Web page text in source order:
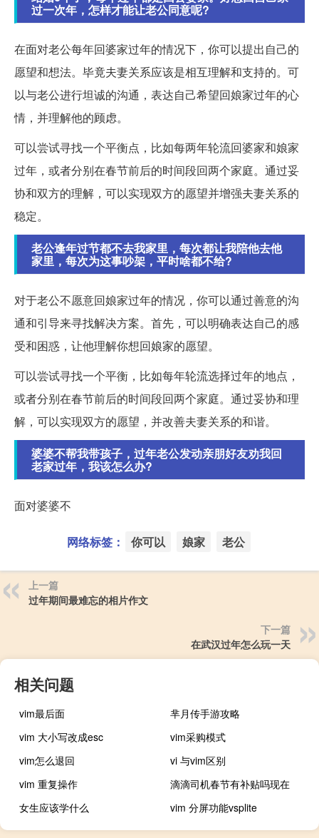
过一次年，怎样才能让老公同意呢?
在面对老公每年回婆家过年的情况下，你可以提出自己的
愿望和想法。毕竟夫妻关系应该是相互理解和支持的。可
以与老公进行坦诚的沟通，表达自己希望回娘家过年的心
情，并理解他的顾虑。
可以尝试寻找一个平衡点，比如每两年轮流回婆家和娘家
过年，或者分别在春节前后的时间段回两个家庭。通过妥
协和双方的理解，可以实现双方的愿望并增强夫妻关系的
稳定。
老公逢年过节都不去我家里，每次都让我陪他去他
家里，每次为这事吵架，平时啥都不给?
对于老公不愿意回娘家过年的情况，你可以通过善意的沟
通和引导来寻找解决方案。首先，可以明确表达自己的感
受和困惑，让他理解你想回娘家的愿望。
可以尝试寻找一个平衡，比如每年轮流选择过年的地点，
或者分别在春节前后的时间段回两个家庭。通过妥协和理
解，可以实现双方的愿望，并改善夫妻关系的和谐。
婆婆不帮我带孩子，过年老公发动亲朋好友劝我回
老家过年，我该怎么办?
面对婆婆不
网络标签： 你可以 娘家 老公
上一篇
过年期间最难忘的相片作文
下一篇
在武汉过年怎么玩一天
相关问题
vim最后面
芈月传手游攻略
vim 大小写改成esc
vim采购模式
vim怎么退回
vi 与vim区别
vim 重复操作
滴滴司机春节有补贴吗现在
女生应该学什么
vim 分屏功能vsplite